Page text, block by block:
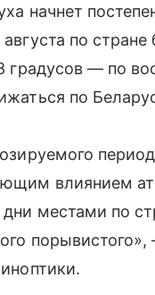
начнет
по стране
градусов — по
по
влиянием
местами по